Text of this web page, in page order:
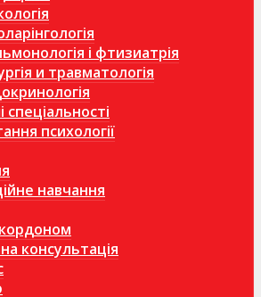
і фтизиатрія
и травматологія
спеціальності
психології
навчання
консультація